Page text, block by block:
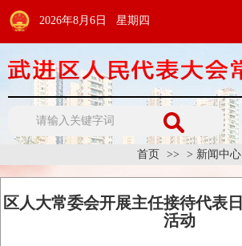
2026年8月6日 星期四
首页 > 新闻中心
区人大常委会开展主任接待代表
活动